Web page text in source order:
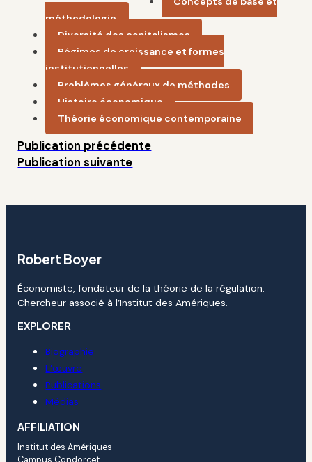
méthodologie
Diversité des capitalismes
Régimes de croissance et formes
institutionnelles
Problèmes généraux de méthodes
Histoire économique
Théorie économique contemporaine
Publication précédente
Publication suivante
Robert Boyer
Économiste, fondateur de la théorie de la régulation.
Chercheur associé à l’Institut des Amériques.
EXPLORER
Biographie
L’œuvre
Publications
Médias
AFFILIATION
Institut des Amériques